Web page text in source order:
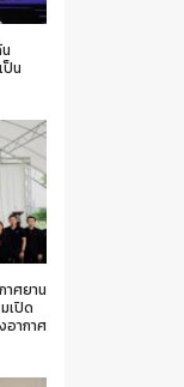
ป็น
าศยาน
เปิด
อากาศ